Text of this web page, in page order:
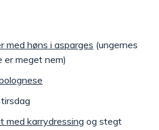
med høns i asparges (ungernes
er meget nem)
med karrydressing og stegt